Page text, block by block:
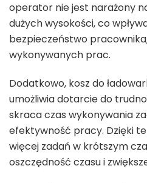
operator nie jest narażony
dużych wysokości, co
bezpieczeństwo
wykonywanych prac.
Dodatkowo, kosz do
umożliwia dotarcie do
skraca czas wykonywania
efektywność pracy. Dzięki
więcej zadań w krótszym
oszczędność czasu i